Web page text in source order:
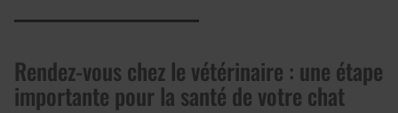
Rendez-vous chez le vétérinaire : une étape
importante pour la santé de votre chat